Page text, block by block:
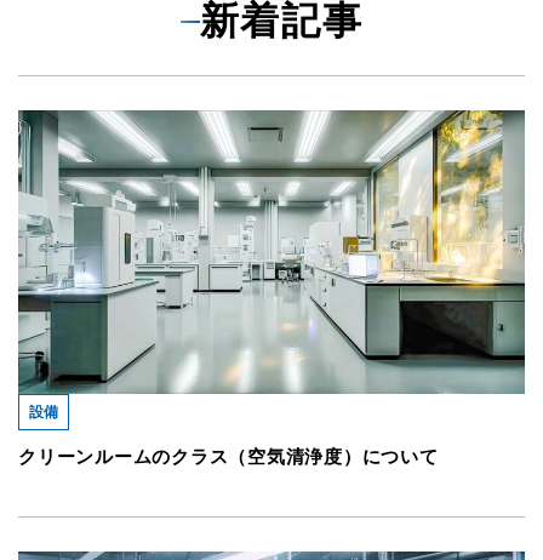
新着記事
設備
クリーンルームのクラス（空気清浄度）について